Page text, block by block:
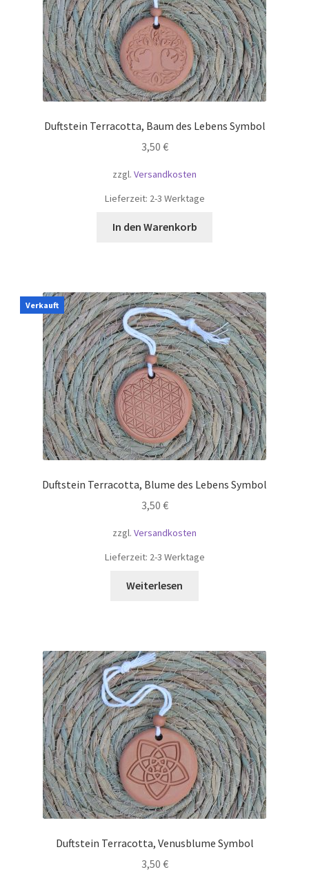
Duftstein Terracotta, Baum des Lebens Symbol
3,50 €
zzgl. Versandkosten
Lieferzeit: 2-3 Werktage
In den Warenkorb
Verkauft
Duftstein Terracotta, Blume des Lebens Symbol
3,50 €
zzgl. Versandkosten
Lieferzeit: 2-3 Werktage
Weiterlesen
Duftstein Terracotta, Venusblume Symbol
3,50 €